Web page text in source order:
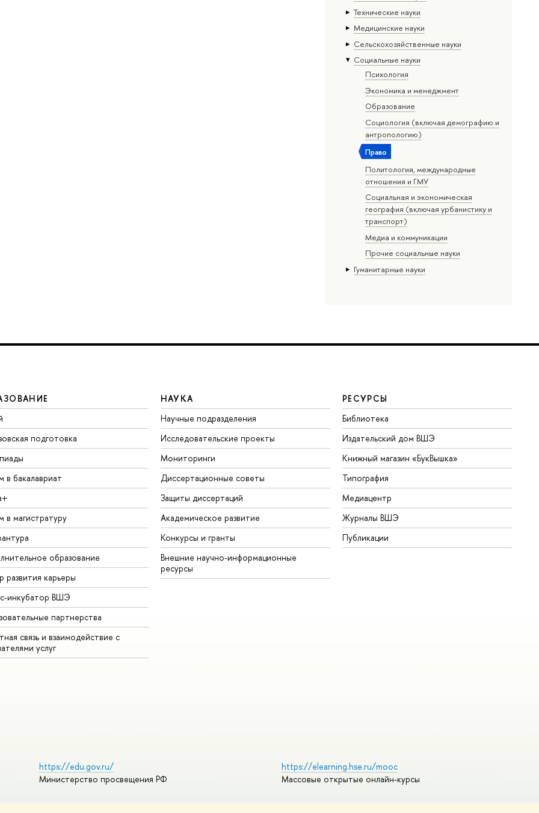
Тех­ничес­кие науки
Медицинские науки
Сельскохозяйственные науки
Социальные науки
Психология
Экономика и менеджмент
Образование
Социология (включая демографию и
антропологию)
Право
Политология, международные
отношения и ГМУ
Социальная и экономическая
география (включая урбанистику и
транспорт)
Медиа и коммуникации
Прочие социальные науки
Гуманитарные науки
подготовка
в бакалавриат
в магистратуру
образование
развития карьеры
инкубатор ВШЭ
партнерства
связь и взаимодействие с
услуг
НАУКА
Научные подразделения
Исследовательские проекты
Мониторинги
Диссертационные советы
Защиты диссертаций
Академическое развитие
Конкурсы и гранты
Внешние научно-информационные
ресурсы
РЕСУРСЫ
Библиотека
Издательский дом ВШЭ
Книжный магазин «БукВышка»
Типография
Медиацентр
Журналы ВШЭ
Публикации
https://edu.gov.ru/
Министерство просвещения РФ
https://elearning.hse.ru/mooc
Массовые открытые онлайн-курсы